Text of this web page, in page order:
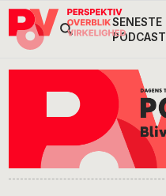
Gå
direkte
Skip
indhold
Gå
direkte
Header
SENESTE
PODCAST